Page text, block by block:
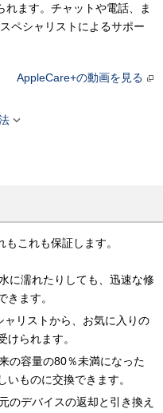
ます。チャットや電話、ま
ペシャリストによるサポー
AppleCare+の動画を見る

これも保証します。
に濡れたりしても、迅速な修
ます。
リストから、お気に入りの
られます。
の容量の80％未満になった
ものに交換できます。
のデバイスの返却と引き換え